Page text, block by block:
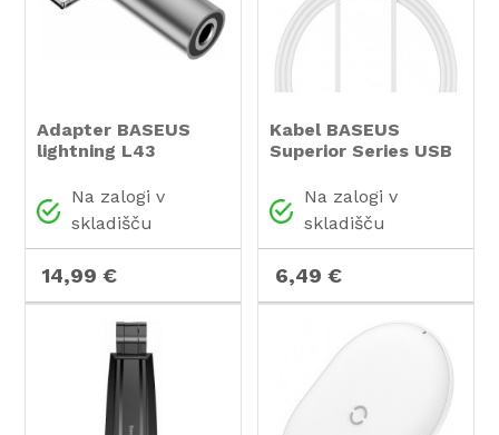
Adapter BASEUS
lightning L43
Na zalogi v
skladišču
14,99 €
Kabel BASEUS
Superior Series USB
Charging, 66W, 2M
(bel)
Na zalogi v
skladišču
6,49 €